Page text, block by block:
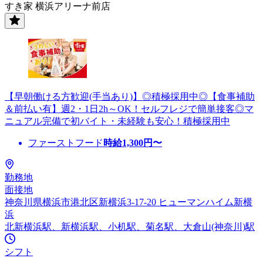
すき家 横浜アリーナ前店
【早朝働ける方歓迎(手当あり)】◎積極採用中◎【食事補助
＆前払い有】週2・1日2h～OK！セルフレジで簡単接客◎マ
ニュアル完備で初バイト・未経験も安心！積極採用中
ファーストフード 時給1,300円〜
勤務地
面接地
神奈川県横浜市港北区新横浜3-17-20 ヒューマンハイム新横
浜
北新横浜駅、新横浜駅、小机駅、菊名駅、大倉山(神奈川)駅
シフト